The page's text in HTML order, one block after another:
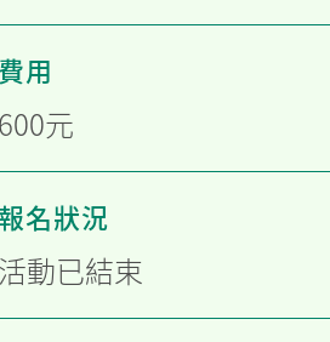
用
元
名狀況
動已結束